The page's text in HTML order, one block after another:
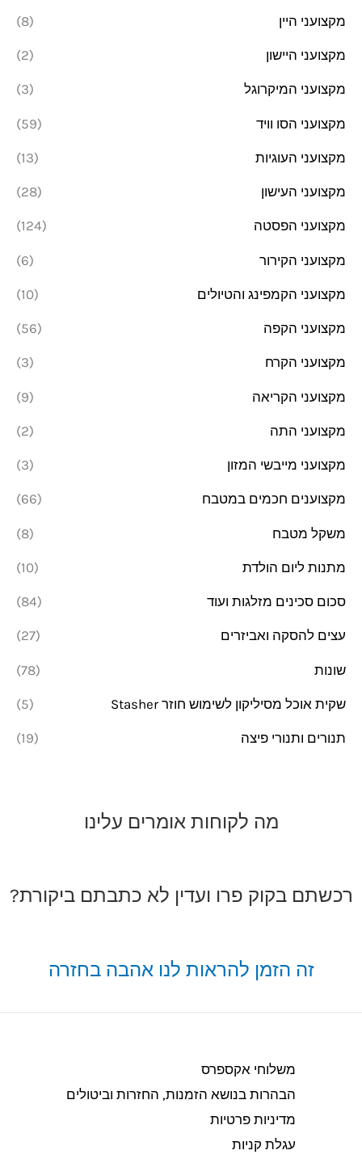
מקצועני היין (8)
מקצועני היישון (2)
מקצועני המיקרוגל (3)
מקצועני הסו וויד (59)
מקצועני העוגיות (13)
מקצועני העישון (28)
מקצועני הפסטה (124)
מקצועני הקירור (6)
מקצועני הקמפינג והטיולים (10)
מקצועני הקפה (56)
מקצועני הקרח (3)
מקצועני הקריאה (9)
מקצועני התה (2)
מקצועני מייבשי המזון (3)
מקצוענים חכמים במטבח (66)
משקל מטבח (8)
מתנות ליום הולדת (10)
סכום סכינים מזלגות ועוד (84)
עצים להסקה ואביזרים (27)
שונות (78)
שקית אוכל מסיליקון לשימוש חוזר Stasher (5)
תנורים ותנורי פיצה (19)
מה לקוחות אומרים עלינו
רכשתם בקוק פרו ועדין לא כתבתם ביקורת?
זה הזמן להראות לנו אהבה בחזרה
משלוחי אקספרס
הבהרות בנושא הזמנות, החזרות וביטולים​
מדיניות פרטיות
עגלת קניות